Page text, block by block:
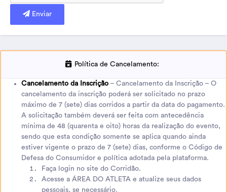
Enviar
Política de Cancelamento:
Cancelamento da Inscrição – Cancelamento da Inscrição – O
cancelamento da inscrição poderá ser solicitado no prazo
máximo de 7 (sete) dias corridos a partir da data do pagamento.
A solicitação também deverá ser feita com antecedência
mínima de 48 (quarenta e oito) horas da realização do evento,
sendo que esta condição somente se aplica quando ainda
estiver vigente o prazo de 7 (sete) dias, conforme o Código de
Defesa do Consumidor e política adotada pela plataforma.
Faça login no site do Corridão.
Acesse a ÁREA DO ATLETA e atualize seus dados
pessoais, se necessário.